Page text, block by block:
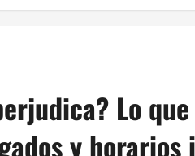
Lo
y